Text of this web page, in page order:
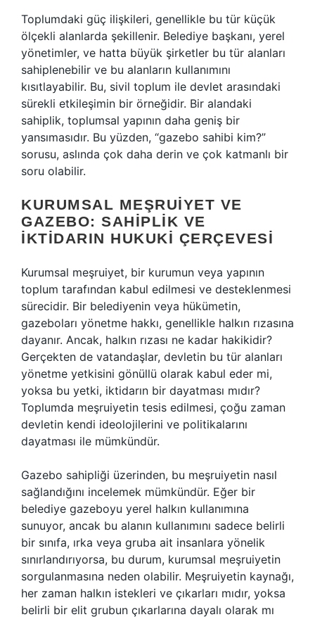
Toplumdaki güç ilişkileri, genellikle bu tür küçük
ölçekli alanlarda şekillenir. Belediye başkanı, yerel
yönetimler, ve hatta büyük şirketler bu tür alanları
sahiplenebilir ve bu alanların kullanımını
kısıtlayabilir. Bu, sivil toplum ile devlet arasındaki
sürekli etkileşimin bir örneğidir. Bir alandaki
sahiplik, toplumsal yapının daha geniş bir
yansımasıdır. Bu yüzden, “gazebo sahibi kim?”
sorusu, aslında çok daha derin ve çok katmanlı bir
soru olabilir.
KURUMSAL MEŞRUIYET VE
GAZEBO: SAHIPLIK VE
İKTIDARIN HUKUKI ÇERÇEVESI
Kurumsal meşruiyet, bir kurumun veya yapının
toplum tarafından kabul edilmesi ve desteklenmesi
sürecidir. Bir belediyenin veya hükümetin,
gazeboları yönetme hakkı, genellikle halkın rızasına
dayanır. Ancak, halkın rızası ne kadar hakikidir?
Gerçekten de vatandaşlar, devletin bu tür alanları
yönetme yetkisini gönüllü olarak kabul eder mi,
yoksa bu yetki, iktidarın bir dayatması mıdır?
Toplumda meşruiyetin tesis edilmesi, çoğu zaman
devletin kendi ideolojilerini ve politikalarını
dayatması ile mümkündür.
Gazebo sahipliği üzerinden, bu meşruiyetin nasıl
sağlandığını incelemek mümkündür. Eğer bir
belediye gazeboyu yerel halkın kullanımına
sunuyor, ancak bu alanın kullanımını sadece belirli
bir sınıfa, ırka veya gruba ait insanlara yönelik
sınırlandırıyorsa, bu durum, kurumsal meşruiyetin
sorgulanmasına neden olabilir. Meşruiyetin kaynağı,
her zaman halkın istekleri ve çıkarları mıdır, yoksa
belirli bir elit grubun çıkarlarına dayalı olarak mı